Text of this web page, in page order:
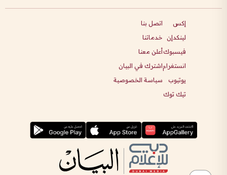
إكس
لينكدإن
فيسبوك
انستغرام
يوتيوب
تيك توك
اتصل بنا
خدماتنا
أعلن معنا
اشترك في البيان
سياسة الخصوصية